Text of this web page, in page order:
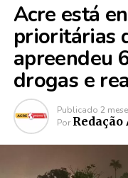
Acre está
prioritárias
apreendeu
drogas e
Publicado 2
Por